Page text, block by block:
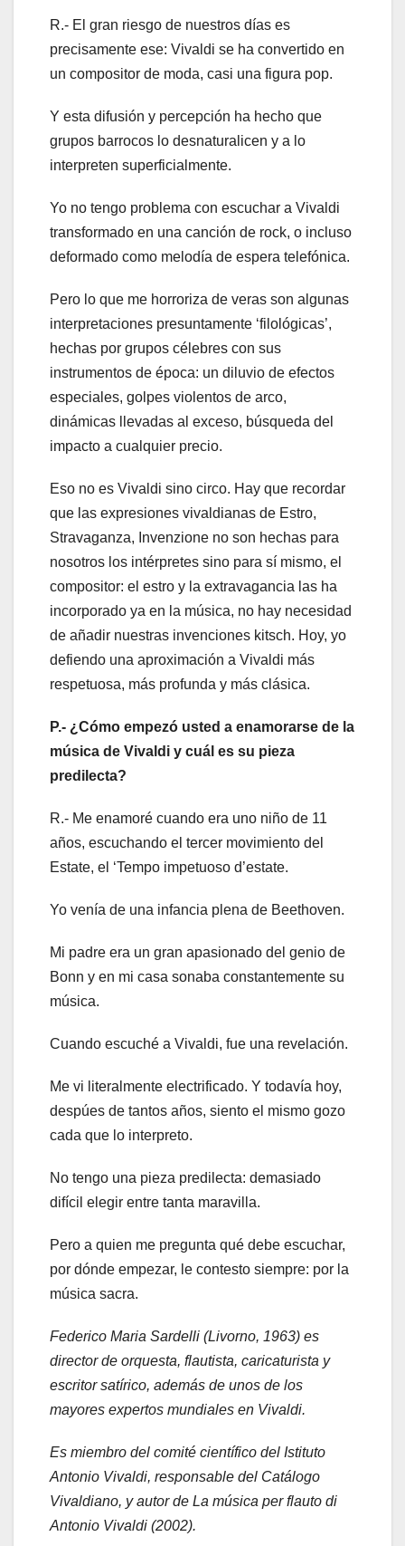
R.- El gran riesgo de nuestros días es
precisamente ese: Vivaldi se ha convertido en
un compositor de moda, casi una figura pop.
Y esta difusión y percepción ha hecho que
grupos barrocos lo desnaturalicen y a lo
interpreten superficialmente.
Yo no tengo problema con escuchar a Vivaldi
transformado en una canción de rock, o incluso
deformado como melodía de espera telefónica.
Pero lo que me horroriza de veras son algunas
interpretaciones presuntamente ‘filológicas’,
hechas por grupos célebres con sus
instrumentos de época: un diluvio de efectos
especiales, golpes violentos de arco,
dinámicas llevadas al exceso, búsqueda del
impacto a cualquier precio.
Eso no es Vivaldi sino circo. Hay que recordar
que las expresiones vivaldianas de Estro,
Stravaganza, Invenzione no son hechas para
nosotros los intérpretes sino para sí mismo, el
compositor: el estro y la extravagancia las ha
incorporado ya en la música, no hay necesidad
de añadir nuestras invenciones kitsch. Hoy, yo
defiendo una aproximación a Vivaldi más
respetuosa, más profunda y más clásica.
P.- ¿Cómo empezó usted a enamorarse de la
música de Vivaldi y cuál es su pieza
predilecta?
R.- Me enamoré cuando era uno niño de 11
años, escuchando el tercer movimiento del
Estate, el ‘Tempo impetuoso d’estate.
Yo venía de una infancia plena de Beethoven.
Mi padre era un gran apasionado del genio de
Bonn y en mi casa sonaba constantemente su
música.
Cuando escuché a Vivaldi, fue una revelación.
Me vi literalmente electrificado. Y todavía hoy,
despúes de tantos años, siento el mismo gozo
cada que lo interpreto.
No tengo una pieza predilecta: demasiado
difícil elegir entre tanta maravilla.
Pero a quien me pregunta qué debe escuchar,
por dónde empezar, le contesto siempre: por la
música sacra.
Federico Maria Sardelli (Livorno, 1963) es
director de orquesta, flautista, caricaturista y
escritor satírico, además de unos de los
mayores expertos mundiales en Vivaldi.
Es miembro del comité científico del Istituto
Antonio Vivaldi, responsable del Catálogo
Vivaldiano, y autor de La música per flauto di
Antonio Vivaldi (2002).